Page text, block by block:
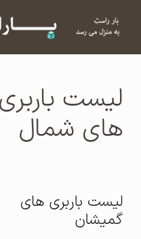
لیست باربری
های شمال
لیست باربری های
گمیشان